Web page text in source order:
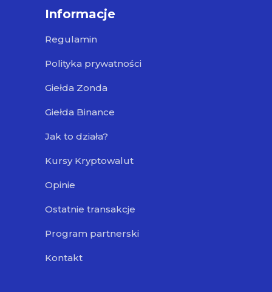
Informacje
Regulamin
Polityka prywatności
Giełda Zonda
Giełda Binance
Jak to działa?
Kursy Kryptowalut
Opinie
Ostatnie transakcje
Program partnerski
Kontakt